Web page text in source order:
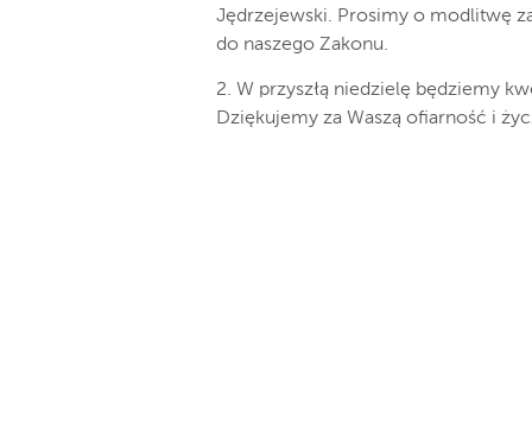
Jędrzejewski. Prosimy o modlitwę
do naszego Zakonu.
2. W przyszłą niedzielę będziemy
Dziękujemy za Waszą ofiarność i